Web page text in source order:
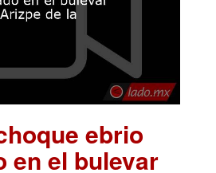
ebrio
en el bulevar